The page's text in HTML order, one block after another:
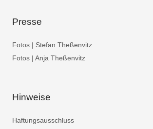
Presse
Fotos | Stefan Theßenvitz
Fotos | Anja Theßenvitz
Hinweise
Haftungsausschluss